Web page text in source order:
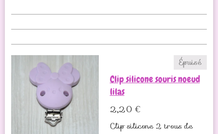
Épuisé
Clip silicone souris noeud
lilas
2,20 €
Clip silicone 2 trous de